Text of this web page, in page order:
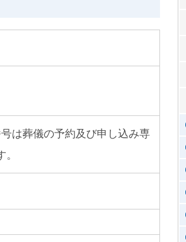
は葬儀の予約及び申し込み専